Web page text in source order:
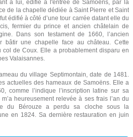
à lui, édifié à l'entrée de Samoëns, par la
de la chapelle dédiée à Saint Pierre et Saint
édifié à côté d’une tour carrée datant elle du
fermier du prince et ancien châtelain de
Dans son testament de 1660, l’ancien
bâtir une chapelle face au château. Cette
de Coux. Elle a probablement disparu en
Valaisannes.
du village Septimontain, date de 1481.
actuelles des hameaux de Samoëns. Elle a
comme l’indique l’inscription latine sur sa
heureusement relevée à ses frais l’an du
du Bérouze a perdu sa cloche sous la
en 1824. Sa dernière restauration en juin